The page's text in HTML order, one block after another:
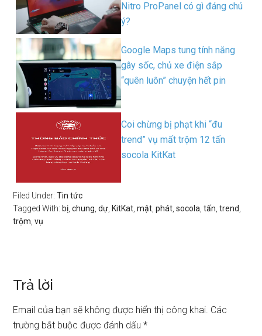
Nitro ProPanel có gì đáng chú
ý?
Google Maps tung tính năng
gây sốc, chủ xe điện sắp
“quên luôn” chuyện hết pin
Coi chừng bị phạt khi “đu
trend” vụ mất trộm 12 tấn
socola KitKat
Filed Under:Tin tức
Tagged With: bị ,chung ,dự KitKat ,mật ,phát ,socola ,tấn ,trend
trộm ,vụ
Trả lời
Email của bạn sẽ không được hiển thị công khai. Các
trường bắt buộc được đánh dấu*